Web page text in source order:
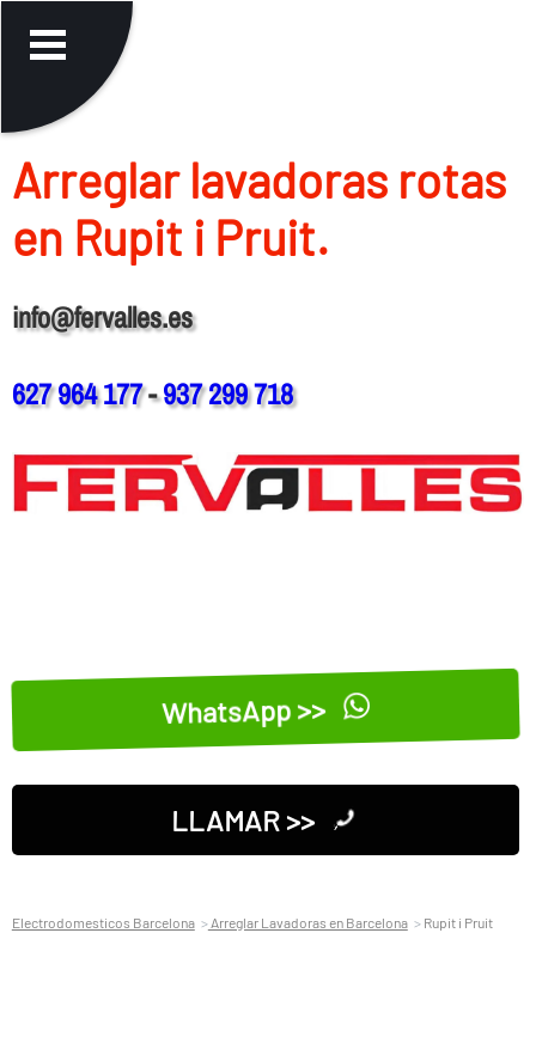
Arreglar lavadoras rotas
en Rupit i Pruit.
info@fervalles.es
627 964 177-937 299 718
WhatsApp >>
LLAMAR >>
Electrodomesticos Barcelona Arreglar Lavadoras en Barcelona Rupit i Pruit